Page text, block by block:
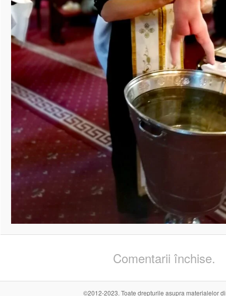
Comentarii închise.
©2012-2023. Toate drepturile asupra materialelor